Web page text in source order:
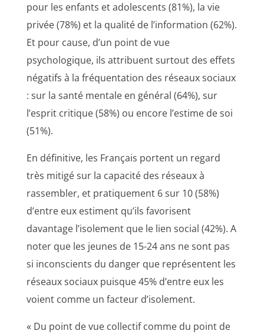
pour les enfants et adolescents (81%), la vie
privée (78%) et la qualité de l’information (62%).
Et pour cause, d’un point de vue
psychologique, ils attribuent surtout des effets
négatifs à la fréquentation des réseaux sociaux
: sur la santé mentale en général (64%), sur
l’esprit critique (58%) ou encore l’estime de soi
(51%).
En définitive, les Français portent un regard
très mitigé sur la capacité des réseaux à
rassembler, et pratiquement 6 sur 10 (58%)
d’entre eux estiment qu’ils favorisent
davantage l’isolement que le lien social (42%). A
noter que les jeunes de 15-24 ans ne sont pas
si inconscients du danger que représentent les
réseaux sociaux puisque 45% d’entre eux les
voient comme un facteur d’isolement.
« Du point de vue collectif comme du point de